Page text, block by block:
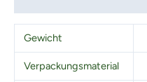
Gewicht
Verpackungsmaterial